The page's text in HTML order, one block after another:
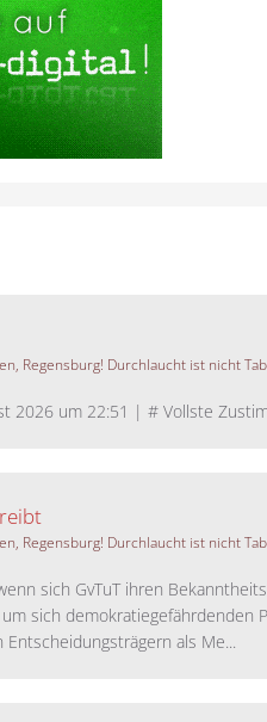
Regensburg! Durchlaucht ist nicht
2026 um 22:51 | # Vollste
Regensburg! Durchlaucht ist nicht
sich GvTuT ihren
sich demokratiegefährdenden
als Me...